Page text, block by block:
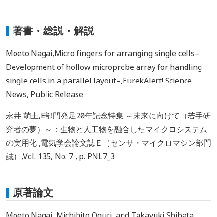
著書・総説・解説
Moeto Nagai,Micro fingers for arranging single cells–
Development of hollow microprobe array for handling
single cells in a parallel layout–,EurekAlert! Science
News, Public Release
永井 萌土,E部門発足20周年記念特集 ～未来に向けて（若手研
究者の夢）～：生物と人工物を融合したマイクロシステム
の実用化 ,電気学会論文誌Ｅ（センサ・マイクロマシン部門
誌）,Vol. 135, No. 7 , p. PNL7_3
原著論文